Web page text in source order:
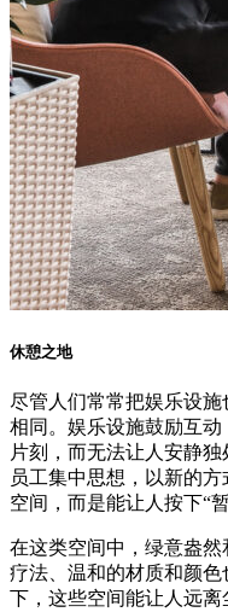
休憩之地
尽管人们常常把娱乐设
相同。娱乐设施鼓励互
片刻，而无法让人安静
员工集中思想，以新的
空间，而是能让人按下“
在这类空间中，绿意盎
疗法、温和的材质和颜
下，这些空间能让人远